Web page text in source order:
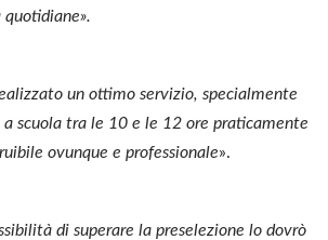
un ottimo servizio, specialmente
scuola tra le 10 e le 12 ore praticamente
ovunque e professionale».
di superare la preselezione lo dovrò